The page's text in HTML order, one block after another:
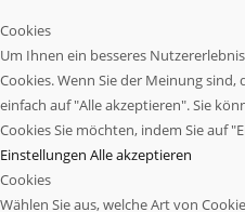
Cookies
Um Ihnen ein besseres
Cookies. Wenn Sie der Meinung sind,
einfach auf "Alle akzeptieren". Sie
Cookies Sie möchten, indem Sie auf
Einstellungen Alle akzeptieren
Cookies
Wählen Sie aus, welche Art von